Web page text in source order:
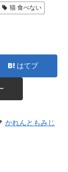
猫 食べない
はてブ
かれんともみじ